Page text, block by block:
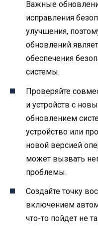
Важные
исправления
улучшения,
обновлений
обеспечения
системы.
Проверяйте
и устройств с
обновлением
устройство или
новой версией
может вызвать
проблемы.
Создайте точку
включением
что-то пойдет не